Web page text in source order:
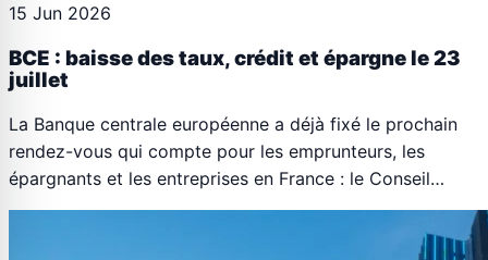
15 Jun 2026
BCE : baisse des taux, crédit et épargne le 23
juillet
La Banque centrale européenne a déjà fixé le prochain
rendez-vous qui compte pour les emprunteurs, les
épargnants et les entreprises en France : le Conseil…